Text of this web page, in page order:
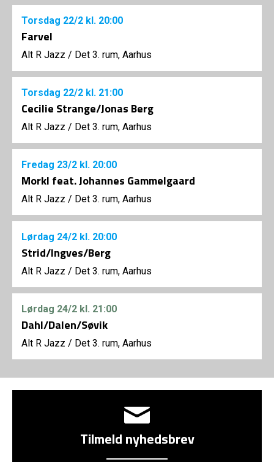
Torsdag 22/2 kl. 20:00
Farvel
Alt R Jazz / Det 3. rum, Aarhus
Torsdag 22/2 kl. 21:00
Cecilie Strange/Jonas Berg
Alt R Jazz / Det 3. rum, Aarhus
Fredag 23/2 kl. 20:00
Morkl feat. Johannes Gammelgaard
Alt R Jazz / Det 3. rum, Aarhus
Lørdag 24/2 kl. 20:00
Strid/Ingves/Berg
Alt R Jazz / Det 3. rum, Aarhus
Lørdag 24/2 kl. 21:00
Dahl/Dalen/Søvik
Alt R Jazz / Det 3. rum, Aarhus
Tilmeld nyhedsbrev